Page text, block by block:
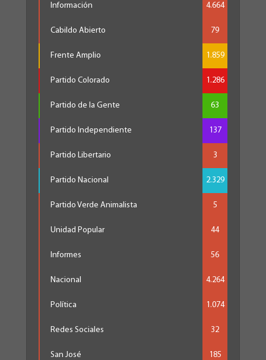
Información 4.664
Cabildo Abierto 79
Frente Amplio 1.859
Partido Colorado 1.286
Partido de la Gente 63
Partido Independiente 137
Partido Libertario 3
Partido Nacional 2.329
Partido Verde Animalista 5
Unidad Popular 44
Informes 56
Nacional 4.264
Política 1.074
Redes Sociales 32
San José 185